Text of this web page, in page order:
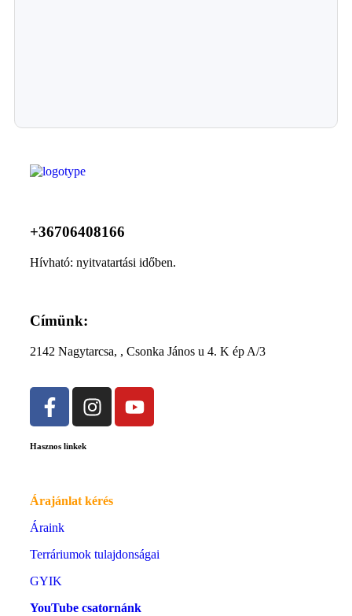
+36706408166
Hívható: nyitvatartási időben.
Címünk:
2142 Nagytarcsa, , Csonka János u 4. K ép A/3
Hasznos linkek
Árajánlat kérés
Áraink
Terráriumok tulajdonságai
GYIK
YouTube csatornánk